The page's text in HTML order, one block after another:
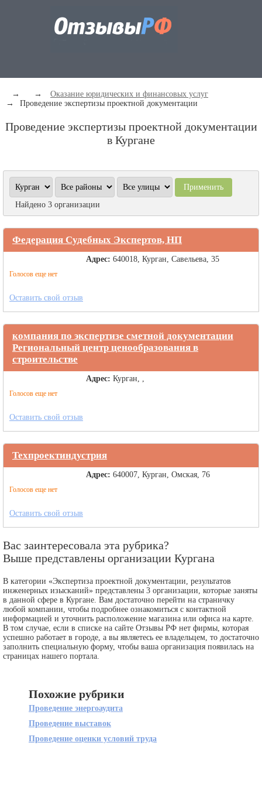
→ →
Оказание юридических и финансовых услуг
→
Проведение экспертизы проектной документации
Проведение экспертизы проектной документации
в Кургане
Найдено 3 организации
Федерация Судебных Экспертов, НП
Голосов еще нет
Адрес: 640018, Курган, Савельева, 35
Оставить свой отзыв
компания по экспертизе сметной документации
Региональный центр ценообразования в
строительстве
Голосов еще нет
Адрес: Курган, ,
Оставить свой отзыв
Техпроектиндустрия
Голосов еще нет
Адрес: 640007, Курган, Омская, 76
Оставить свой отзыв
Вас заинтересовала эта рубрика?
Выше представлены организации Кургана
В категории «Экспертиза проектной документации, результатов
инженерных изысканий» представлены 3 организации, которые заняты
в данной сфере в Кургане. Вам достаточно перейти на страничку
любой компании, чтобы подробнее ознакомиться с контактной
информацией и уточнить расположение магазина или офиса на карте.
В том случае, если в списке на сайте Отзывы РФ нет фирмы, которая
успешно работает в городе, а вы являетесь ее владельцем, то достаточно
заполнить специальную форму, чтобы ваша организация появилась на
страницах нашего портала.
Похожие рубрики
Проведение энергоаудита
Проведение выставок
Проведение оценки условий труда